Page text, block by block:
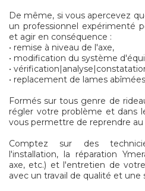
De même, si vous apercevez
un professionnel expérimenté
et agir en conséquence :
• remise à niveau de l'axe,
• modification du système
•
• replacement de lames
Formés sur tous genre de
régler votre problème et dans
vous permettre de reprendre
Comptez sur des
l'installation, la réparation
axe, etc.) et l'entretien de
avec un travail de qualité et une